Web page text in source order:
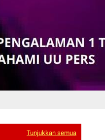
Tunjukkan semua